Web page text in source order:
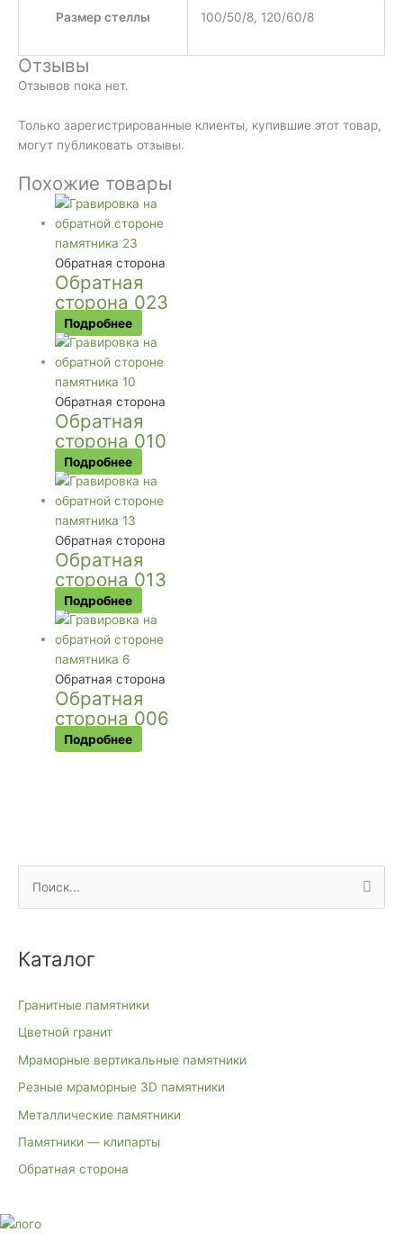
с
:
Каталог
Гранитные памятники
Цветной гранит
Мраморные вертикальные памятники
Резные мраморные 3D памятники
Металлические памятники
Памятники — клипарты
Обратная сторона
Размер стеллы
100/50/8, 120/60/8
Отзывы
Отзывов пока нет.
Только зарегистрированные клиенты, купившие этот товар,
могут публиковать отзывы.
Похожие товары
Обратная сторона
Обратная
сторона 023
Подробнее
Обратная сторона
Обратная
сторона 010
Подробнее
Обратная сторона
Обратная
сторона 013
Подробнее
Обратная сторона
Обратная
сторона 006
Подробнее